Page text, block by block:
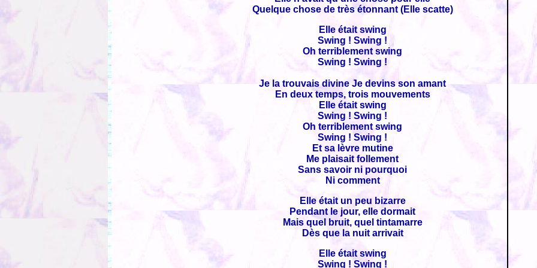
Quelque chose de très étonnant (Elle scatte)
Elle était swing
Swing ! Swing !
Oh terriblement swing
Swing ! Swing !
Je la trouvais divine Je devins son amant
En deux temps, trois mouvements
Elle était swing
Swing ! Swing !
Oh terriblement swing
Swing ! Swing !
Et sa lèvre mutine
Me plaisait follement
Sans savoir ni pourquoi
Ni comment
Elle était un peu bizarre
Pendant le jour, elle dormait
Mais quel bruit, quel tintamarre
Dès que la nuit arrivait
Elle était swing
Swing ! Swing !